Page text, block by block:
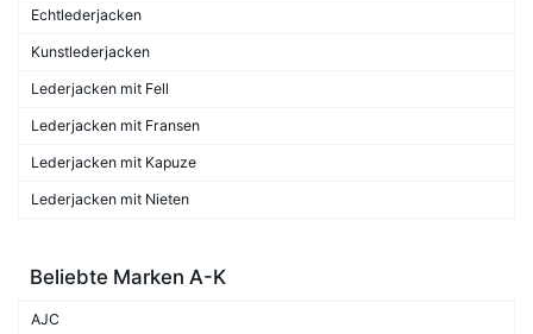
Echtlederjacken
Kunstlederjacken
Lederjacken mit Fell
Lederjacken mit Fransen
Lederjacken mit Kapuze
Lederjacken mit Nieten
Beliebte Marken A-K
AJC